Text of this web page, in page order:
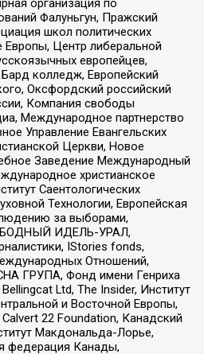
организация по
Фалуньгун, Пражский
школ политических
Европы, Центр либеральной
европейцев,
колледж, Европейский
Оксфордский российский
Компания свободы
Международное партнерство
Управление Евангельских
Церкви, Новое
Заведение Международный
христианское
Саентологических
Технологии, Европейская
за выборами,
ИДЕЛЬ-УРАЛ,
IStories fonds,
Отношений,
ГРУПА, Фонд имени Генриха
Ltd, The Insider, Институт
и Восточной Европы,
22 Foundation, Канадский
Макдональда-Лорье,
федерация Канады,